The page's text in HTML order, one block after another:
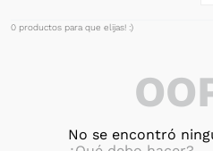
0 productos
No se encontró